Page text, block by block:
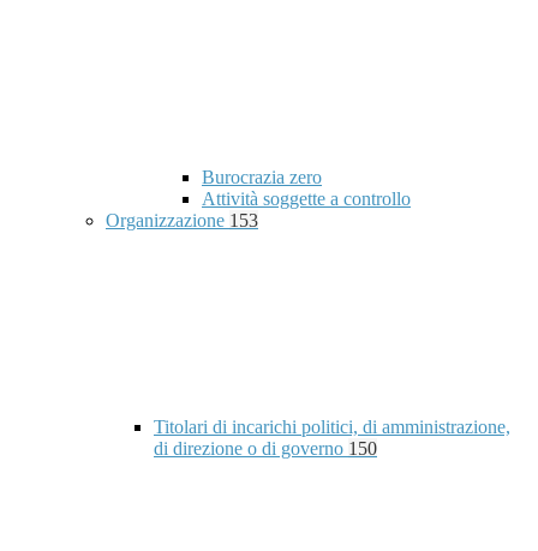
Burocrazia zero
Attività soggette a controllo
Organizzazione 153
Titolari di incarichi politici, di amministrazione,
di direzione o di governo 150